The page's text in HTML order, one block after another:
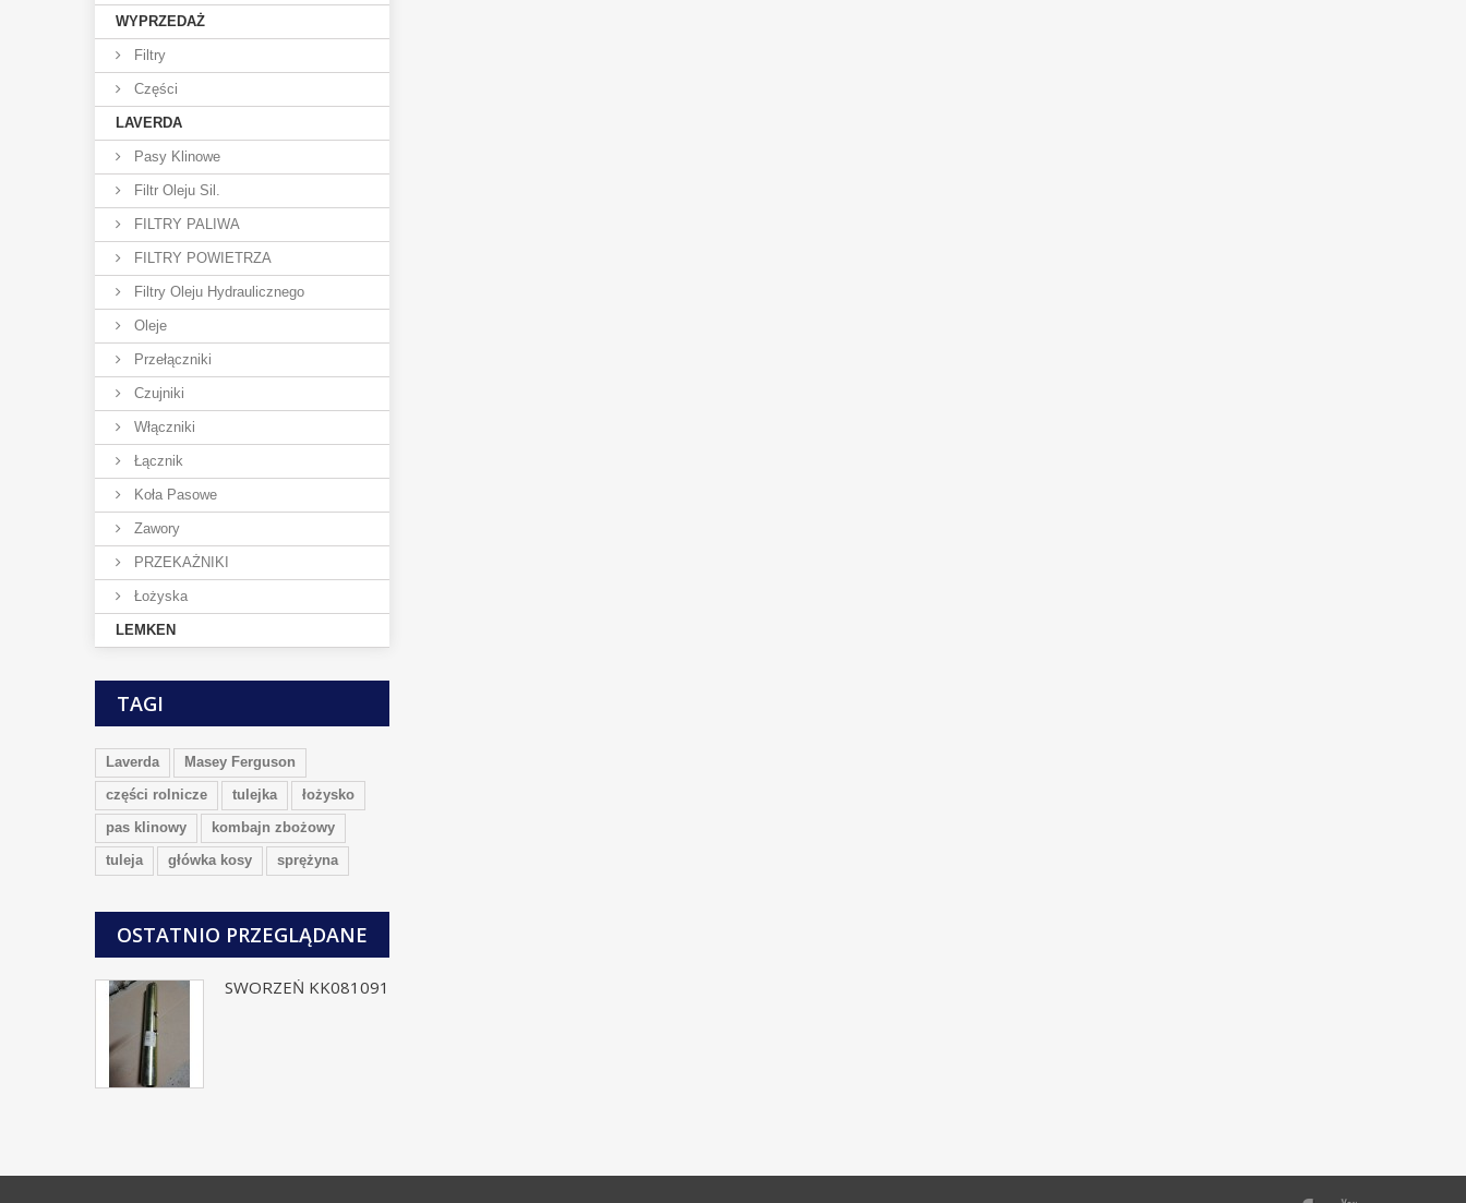
WYPRZEDAŻ
Filtry
Części
LAVERDA
Pasy Klinowe
Filtr Oleju Sil.
FILTRY PALIWA
FILTRY POWIETRZA
Filtry Oleju Hydraulicznego
Oleje
Przełączniki
Czujniki
Włączniki
Łącznik
Koła Pasowe
Zawory
PRZEKAŻNIKI
Łożyska
LEMKEN
TAGI
Laverda
Masey Ferguson
części rolnicze
tulejka
łożysko
pas klinowy
kombajn zbożowy
tuleja
główka kosy sprężyna
OSTATNIO PRZEGLĄDANE
SWORZEŃ KK081091